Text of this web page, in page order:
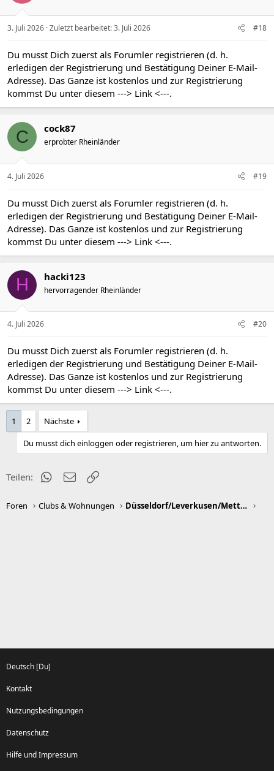
3. Juli 2026 Zuletzt bearbeitet:3. Juli 2026 #18
Du musst Dich zuerst als Forumler registrieren (d. h.
erledigen der Registrierung und Bestätigung Deiner E-Mail-
Adresse). Das Ganze ist kostenlos und zur Registrierung
kommst Du unter diesem ---> Link <---.
C cock87
erprobter Rheinländer
4. Juli 2026 #19
Du musst Dich zuerst als Forumler registrieren (d. h.
erledigen der Registrierung und Bestätigung Deiner E-Mail-
Adresse). Das Ganze ist kostenlos und zur Registrierung
kommst Du unter diesem ---> Link <---.
H hacki123
hervorragender Rheinländer
4. Juli 2026 #20
Du musst Dich zuerst als Forumler registrieren (d. h.
erledigen der Registrierung und Bestätigung Deiner E-Mail-
Adresse). Das Ganze ist kostenlos und zur Registrierung
kommst Du unter diesem ---> Link <---.
1 2
Nächste
Du musst dich einloggen oder registrieren, um hier zu antworten.
Teilen: WhatsApp
E-Mail
Foren Clubs & Wohnungen Düsseldorf/Leverkusen/Mettmann/Neuss/Ratingen
Deutsch [Du]
Kontakt
Nutzungsbedingungen
Datenschutz
Hilfe und Impressum